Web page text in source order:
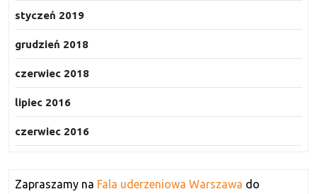
styczeń 2019
grudzień 2018
czerwiec 2018
lipiec 2016
czerwiec 2016
Zapraszamy na Fala uderzeniowa Warszawa do